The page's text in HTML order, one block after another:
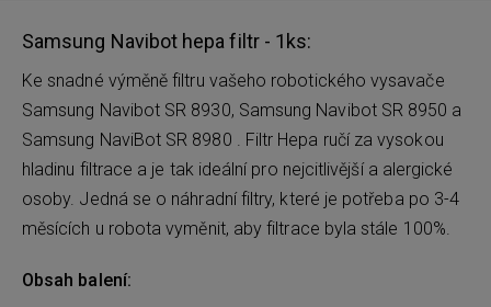
Samsung Navibot hepa filtr - 1ks:
Ke snadné výměně filtru vašeho robotického vysavače
Samsung Navibot SR 8930, Samsung Navibot SR 8950 a
Samsung NaviBot SR 8980 . Filtr Hepa ručí za vysokou
hladinu filtrace a je tak ideální pro nejcitlivější a alergické
osoby. Jedná se o náhradní filtry, které je potřeba po 3-4
měsících u robota vyměnit, aby filtrace byla stále 100%.
Obsah balení: